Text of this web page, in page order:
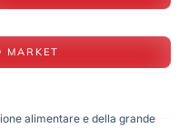
MARKET
alimentare e della grande